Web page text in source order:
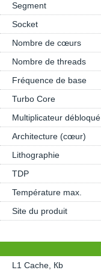
Segment
Socket
Nombre de cœurs
Nombre de threads
Fréquence de base
Turbo Core
Multiplicateur débloqué
Architecture (cœur)
Lithographie
TDP
Température max.
Site du produit
L1 Cache, Кb